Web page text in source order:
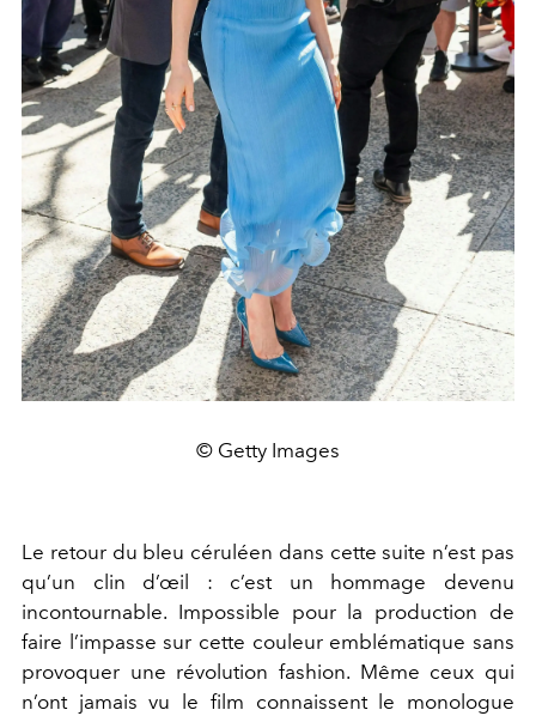
© Getty Images
Le retour du bleu céruléen dans cette suite n’est pas
qu’un clin d’œil : c’est un hommage devenu
incontournable. Impossible pour la production de
faire l’impasse sur cette couleur emblématique sans
provoquer une révolution fashion. Même ceux qui
n’ont jamais vu le film connaissent le monologue